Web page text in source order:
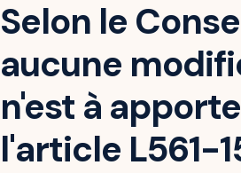
Selon le
aucune
n'est à
l'article L561-